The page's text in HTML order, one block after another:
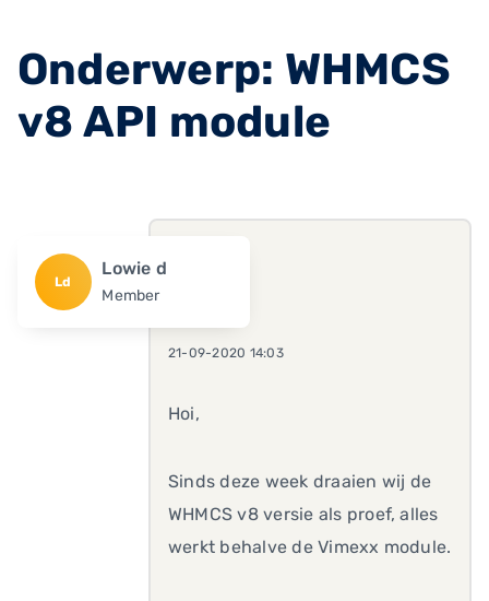
Onderwerp: WHMCS
v8 API module
Ld
Lowie d
Member
21-09-2020 14:03
Hoi,
Sinds deze week draaien wij de
WHMCS v8 versie als proef, alles
werkt behalve de Vimexx module.